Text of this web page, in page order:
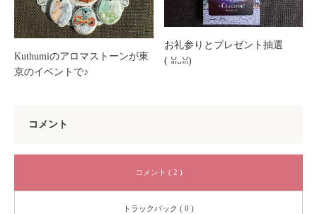
Kuthumiのアロマストーンが東
京のイベントで♪
お礼参りとプレゼント抽選
(⁠ ⁠ꈍ⁠ᴗ⁠ꈍ⁠)
コメント
コメント ( 2 )
トラックバック ( 0 )